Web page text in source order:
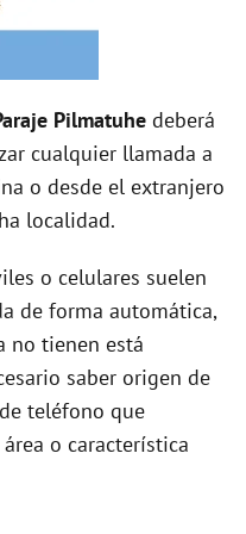
Pilmatuhe deberá
cualquier llamada a
o desde el extranjero
localidad.
o celulares suelen
de forma automática,
no tienen está
saber origen de
teléfono que
o característica